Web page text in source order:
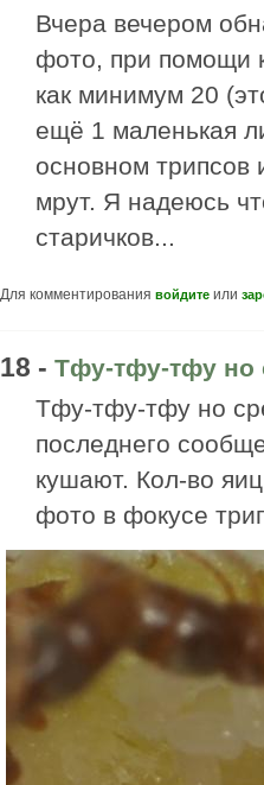
Вчера вечером
фото, при помощи
как минимум 20
ещё 1 маленькая
основном трипсов
мрут. Я надеюсь
старичков...
Для комментирования войдите или
18 - Тфу-тфу-тфу но
Тфу-тфу-тфу но
последнего
кушают. Кол-во
фото в фокусе